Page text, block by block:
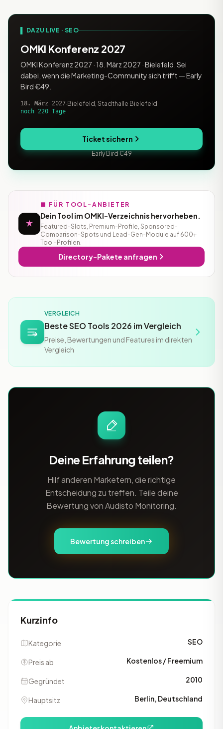
▌ DAZU LIVE · SEO
OMKI Konferenz 2027
OMKI Konferenz 2027 · 18. März 2027 · Bielefeld. Sei
dabei, wenn die Marketing-Community sich trifft — Early
Bird €49.
18. März 2027· Bielefeld, Stadthalle Bielefeld ·
noch 220 Tage
Ticket sichern
Early Bird €49
■ FÜR TOOL-ANBIETER
Dein Tool im OMKI-Verzeichnis hervorheben.
Featured-Slots, Premium-Profile, Sponsored-
Comparison-Spots und Lead-Gen-Module auf 600+
Tool-Profilen.
Directory-Pakete anfragen
VERGLEICH
Beste SEO Tools 2026 im Vergleich
Preise, Bewertungen und Features im direkten
Vergleich
Deine Erfahrung teilen?
Hilf anderen Marketern, die richtige
Entscheidung zu treffen. Teile deine
Bewertung von Audisto Monitoring.
Bewertung schreiben
Kurzinfo
Kategorie SEO
Preis ab Kostenlos / Freemium
Gegründet 2010
Hauptsitz Berlin, Deutschland